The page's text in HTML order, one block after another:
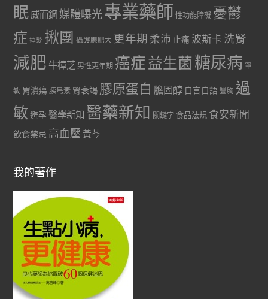
眠 威而鋼 媒體曝光專業藥師 性功能障礙 憂鬱
症 掉髮 揪團 攝護腺肥大 更年期 柔沛 止痛 波斯卡 洗腎
減肥 牛樟芝 男性更年期 癌症益生菌 糖尿病 罩
敏 胃潰瘍 胰島素 腎衰竭 膠原蛋白 膽固醇 自言自語 豐胸 過
敏 避孕 醫學新知 醫藥新知 關鍵字 食品法規 食安新聞
飲食禁忌 高血壓 黃芩
我的著作